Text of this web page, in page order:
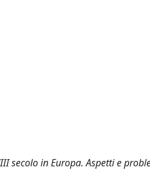
secolo in Europa. Aspetti e